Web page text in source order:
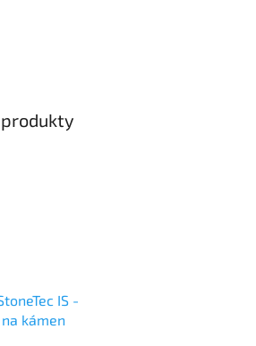
IS -
kámen